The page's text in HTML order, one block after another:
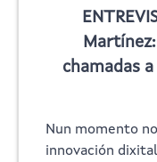
chamadas
Nun momento
innovación